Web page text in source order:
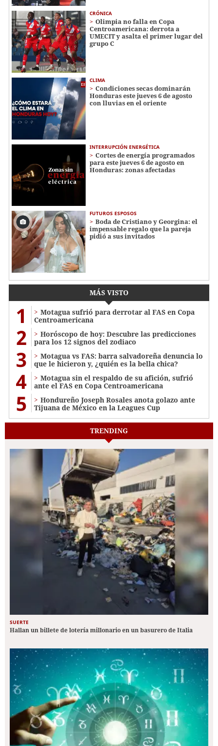
CRÓNICA
Olimpia no falla en Copa
Centroamericana: derrota a
UMECIT y asalta el primer lugar del
grupo C
CLIMA
Condiciones secas dominarán
Honduras este jueves 6 de agosto
con lluvias en el oriente
INTERRUPCIÓN ENERGÉTICA
Cortes de energía programados
para este jueves 6 de agosto en
Honduras: zonas afectadas
FUTUROS ESPOSOS
Boda de Cristiano y Georgina: el
impensable regalo que la pareja
pidió a sus invitados
MÁS VISTO
1
Motagua sufrió para derrotar al FAS en Copa
Centroamericana
2
Horóscopo de hoy: Descubre las predicciones
para los 12 signos del zodiaco
3
Motagua vs FAS: barra salvadoreña denuncia lo
que le hicieron y, ¿quién es la bella chica?
4
Motagua sin el respaldo de su afición, sufrió
ante el FAS en Copa Centroamericana
5
Hondureño Joseph Rosales anota golazo ante
Tijuana de México en la Leagues Cup
TRENDING
SUERTE
Hallan un billete de lotería millonario en un basurero de Italia